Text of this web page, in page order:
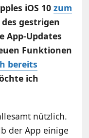
iOS 10zum
gestrigen
App-Updates
Funktionen
bereits
ich
nützlich.
der App einige